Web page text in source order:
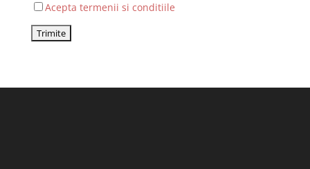
Acepta termenii si conditiile